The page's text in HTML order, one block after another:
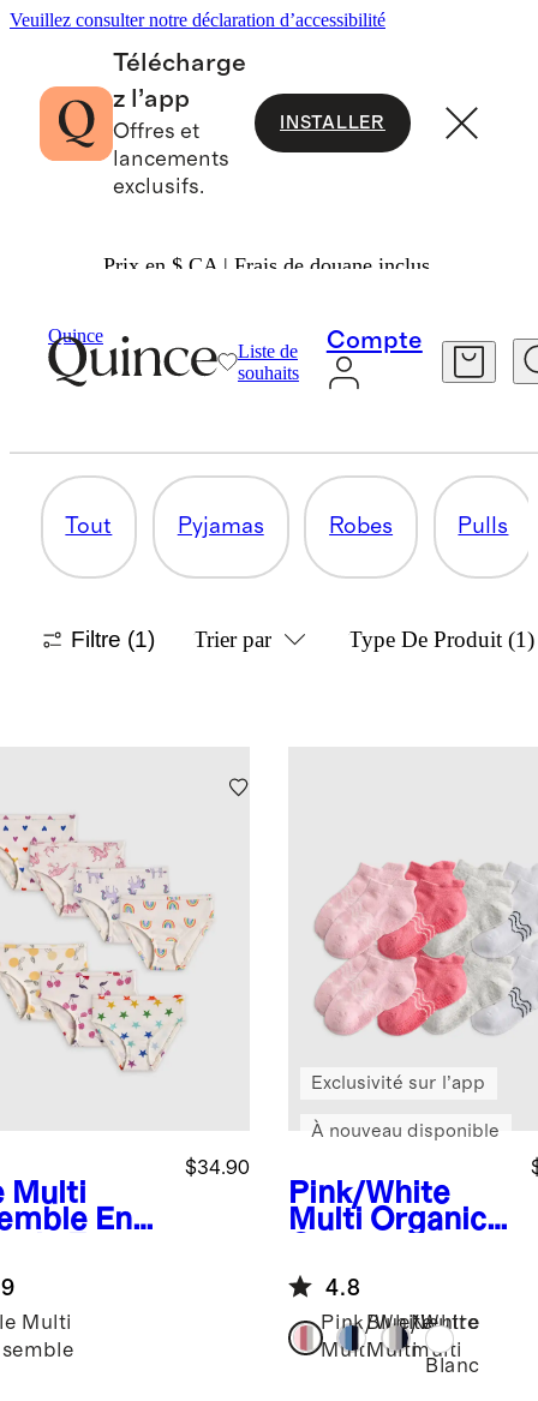
Veuillez consulter notre déclaration d’accessibilité
Télécharge
z l’app
Offres et
lancements
exclusifs.
INSTALLER
Prix en $ CA | Frais de douane inclus.
Quince
Liste de
souhaits
Compte
Tout Magasiner
CHAUSSETTES ET ACCESSOIRES
Tout Pyjamas Robes Pulls
Filtre (1) Trier par Type De Produit (1)
Multi
Ense
en
à
pour
$34.90
Multi
Pink/White
Multi Organic
Gripper Ankle
Socks 8-Pack
Exclusivité sur l’app
À nouveau disponible
4.8
Pink/White
Multi
Blue/White
Multi
Neutre
multi
Blanc